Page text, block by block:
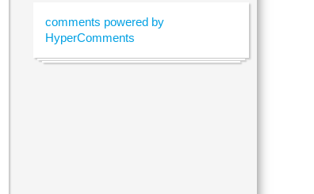
comments powered by
HyperComments